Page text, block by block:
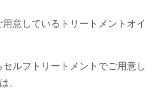
意しているトリートメントオイ
ルフトリートメントでご用意し
、